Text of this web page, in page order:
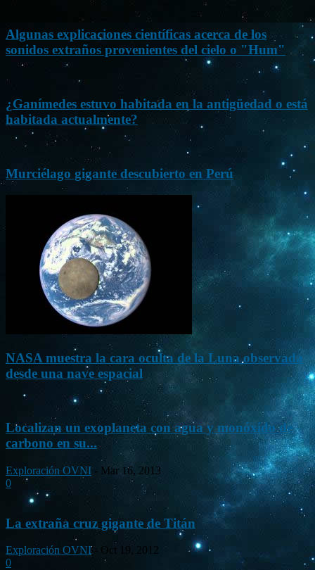
Algunas explicaciones científicas acerca de los
sonidos extraños provenientes del cielo o "Hum"
¿Ganímedes estuvo habitada en la antigüedad o está
habitada actualmente?
Murciélago gigante descubierto en Perú
NASA muestra la cara oculta de la Luna observada
desde una nave espacial
Localizan un exoplaneta con agua y monóxido de
carbono en su...
Exploración OVNI - Mar 16, 2013
0
La extraña cruz gigante de Titán
Exploración OVNI -
Oct 19, 2012
0